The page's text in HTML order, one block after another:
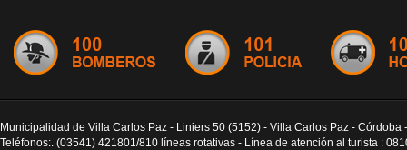
Municipalidad de Villa Carlos Paz - Liniers 50 (5152) - Villa Carlos Paz - Córdoba
Teléfonos:. (03541) 421801/810 líneas rotativas - Línea de atención al turista :